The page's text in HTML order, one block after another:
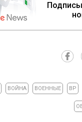
ВОЙНА ВОЕННЫЕ ВР